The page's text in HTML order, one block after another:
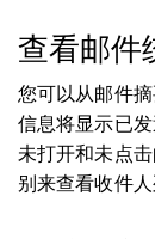
查看邮件
您可以从邮件
信息将显示已
未打开和未点
别来查看收件人